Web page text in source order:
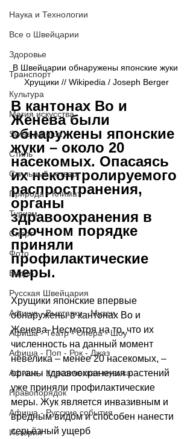
Наука и Технологии
Все о Швейцарии
Здоровье
Транспорт
Культура
Магия искусства
Swiss Афиша
Стиль
Стильный четверг
Природа - Климат
Туризм
Спорт
Фото
Видео
Русская Швейцария
Афиша - Выставки - Музеи
Афиша - Театр - Опера - Шоу
Афиша - Поп - Рок - Джаз
Афиша - Классическая музыка
Правопорядок
Афиша - Русские события
История
В Швейцарии обнаружены японские жуки
Хрущики // Wikipedia / Joseph Berger
В кантонах Во и
Женева были
обнаружены японские
жуки – около 20
насекомых. Опасаясь
их неконтролируемого
распространения,
органы
здравоохранения в
срочном порядке
приняли
профилактические
меры.
Хрущики японские впервые
обнаружены в кантонах Во и
Женева. Несмотря на то, что их
численность на данный момент
невелика – менее 20 насекомых, –
органы здравоохранения растений
уже приняли профилактические
меры. Жук является инвазивным и
вредным видом и способен нанести
серьёзный ущерб